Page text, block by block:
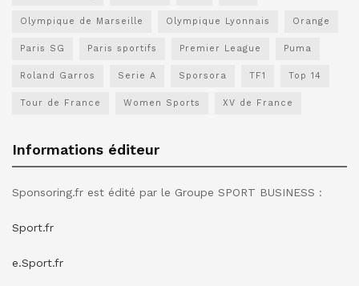
Olympique de Marseille Olympique Lyonnais Orange
Paris SG Paris sportifs Premier League Puma
Roland Garros Serie A Sporsora TF1 Top 14
Tour de France Women Sports XV de France
Informations éditeur
Sponsoring.fr est édité par le Groupe SPORT BUSINESS :
Sport.fr
e.Sport.fr